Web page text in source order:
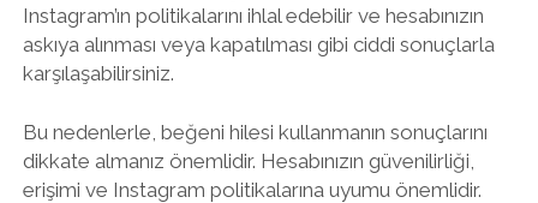
Instagram’ın politikalarını ihlal edebilir ve hesabınızın
askıya alınması veya kapatılması gibi ciddi sonuçlarla
karşılaşabilirsiniz.
Bu nedenlerle, beğeni hilesi kullanmanın sonuçlarını
dikkate almanız önemlidir. Hesabınızın güvenilirliği,
erişimi ve Instagram politikalarına uyumu önemlidir.